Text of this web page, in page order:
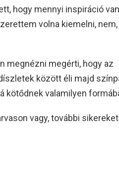
hogy mennyi inspiráció
volna kiemelni,
megnézni megérti, hogy az
között éli majd
kötődnek valamilyen
vagy, további sikereket